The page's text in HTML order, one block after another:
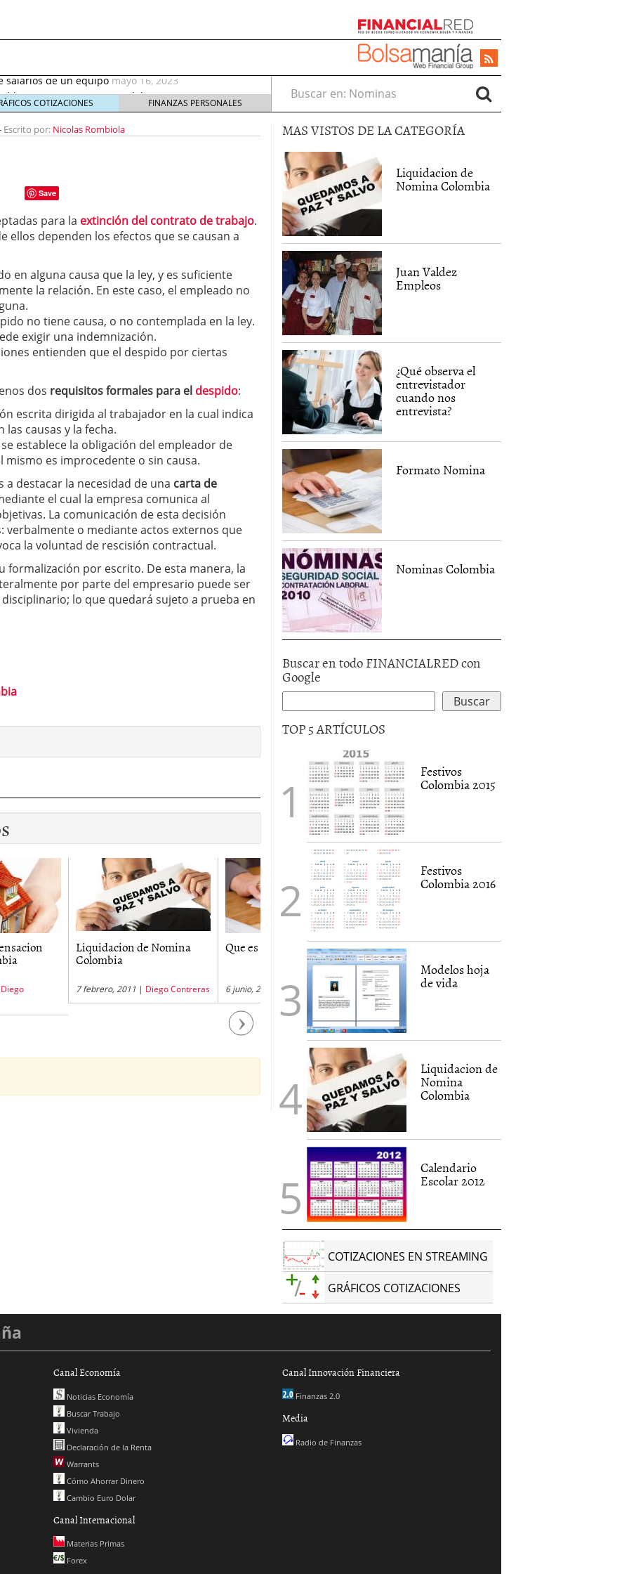
2017
nuevos recursos que debes tener en cuenta
2, 2021
al desarrollo de las nuevas tecnologías? mayo
2017
salarios de un equipo
COTIZACIONES FINANZAS PERSONALES
Buscar en:
Escrito por: Nicolas Rombiola
Save
para la extinción del contrato de trabajo.
ellos dependen los efectos que se causan a
en alguna causa que la ley, y es suficiente
la relación. En este caso, el empleado no
no tiene causa, o no contemplada en la ley.
exigir una indemnización.
entienden que el despido por ciertas
dos requisitos formales para el despido:
escrita dirigida al trabajador en la cual indica
causas y la fecha.
establece la obligación del empleador de
mismo es improcedente o sin causa.
a destacar la necesidad de una carta de
el cual la empresa comunica al
La comunicación de esta decisión
verbalmente o mediante actos externos que
la voluntad de rescisión contractual.
formalización por escrito. De esta manera, la
por parte del empresario puede ser
lo que quedará sujeto a prueba en
de Nomina
2011 Diego Contreras
Que es nomina
6 junio, 2012|Nicolas Rombiola
Cooperativa de
trabajadores
31 enero, 2011 |Alina Pozzolo
Contrato Termino
30 mayo, 2011
Next
MAS VISTOS DE LA CATEGORÍA
Liquidacion de
Nomina Colombia
Juan Valdez
Empleos
¿Qué observa el
entrevistador
cuando nos
entrevista?
Formato Nomina
Nominas Colombia
Buscar en todo FINANCIALRED con
Google
TOP 5 ARTÍCULOS
Festivos
Colombia 2015
Festivos
Colombia 2016
Modelos hoja
de vida
Liquidacion de
Nomina
Colombia
Calendario
Escolar 2012
COTIZACIONES EN STREAMING
GRÁFICOS COTIZACIONES
Canal Economía
Noticias Economía
Buscar Trabajo
Vivienda
Declaración de la Renta
Warrants
Cómo Ahorrar Dinero
Cambio Euro Dolar
Canal Internacional
Materias Primas
Forex
Canal Innovación Financiera
Finanzas 2.0
Media
Radio de Finanzas